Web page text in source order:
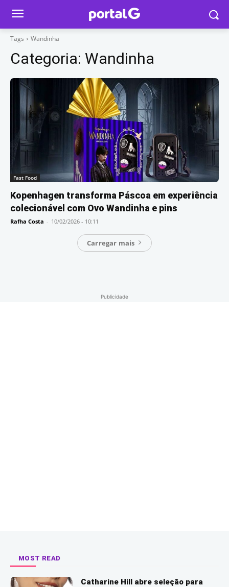
Tags Wandinha
Categoria: Wandinha
Fast Food
Kopenhagen transforma Páscoa em experiência
colecionável com Ovo Wandinha e pins
Rafha Costa - 10/02/2026 - 10:11
Carregar mais
Publicidade
MOST READ
Catharine Hill abre seleção para